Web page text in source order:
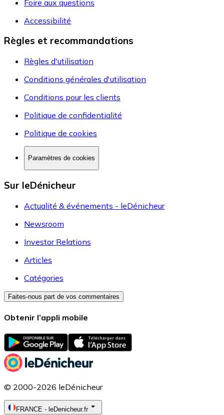
Foire aux questions
Accessibilité
Règles et recommandations
Règles d'utilisation
Conditions générales d'utilisation
Conditions pour les clients
Politique de confidentialité
Politique de cookies
Paramètres de cookies
Sur leDénicheur
Actualité & événements - leDénicheur
Newsroom
Investor Relations
Articles
Catégories
Faites-nous part de vos commentaires
Obtenir l’appli mobile
© 2000-2026 leDénicheur
FRANCE - leDenicheur.fr